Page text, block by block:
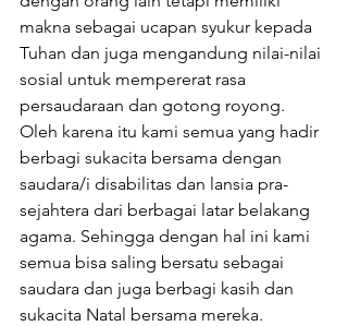
makna sebagai ucapan syukur kepada
Tuhan dan juga mengandung nilai-nilai
sosial untuk mempererat rasa
persaudaraan dan gotong royong.
Oleh karena itu kami semua yang hadir
berbagi sukacita bersama dengan
saudara/i disabilitas dan lansia pra-
sejahtera dari berbagai latar belakang
agama. Sehingga dengan hal ini kami
semua bisa saling bersatu sebagai
saudara dan juga berbagi kasih dan
sukacita Natal bersama mereka.